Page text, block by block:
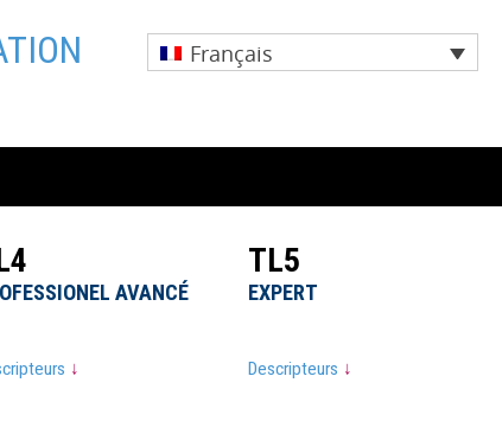
Français
TL5
AVANCÉ EXPERT
↓ Descripteurs ↓
TL5
AVANCÉ EXPERT
↓ Descripteurs ↓